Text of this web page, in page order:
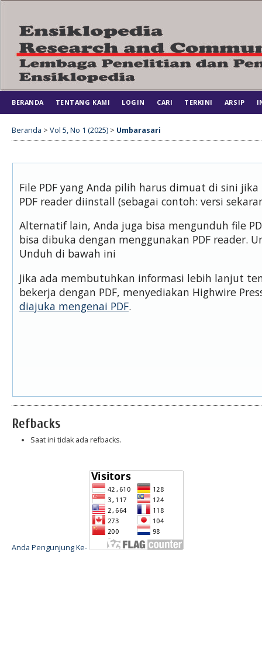
BERANDA TENTANG KAMI LOGIN CARI TERKINI ARSIP
Beranda > Vol 5, No 1 (2025) > Umbarasari
File PDF yang Anda pilih harus dimuat di sini
PDF reader diinstall (sebagai contoh: versi
Alternatif lain, Anda juga bisa mengunduh file
bisa dibuka dengan menggunakan PDF reader.
Unduh di bawah ini
Jika ada membutuhkan informasi lebih lanjut
bekerja dengan PDF, menyediakan Highwire
diajuka mengenai PDF.
Refbacks
Saat ini tidak ada refbacks.
Anda Pengunjung Ke-